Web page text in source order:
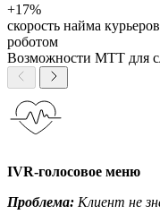
+17%
скорость найма
роботом
Возможности МТТ для
IVR-голосовое меню
Проблема: Клиент не